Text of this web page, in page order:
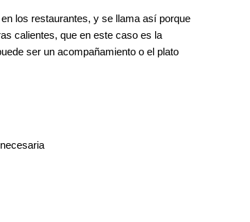
los restaurantes, y se llama así porque
calientes, que en este caso es la
ser un acompañamiento o el plato